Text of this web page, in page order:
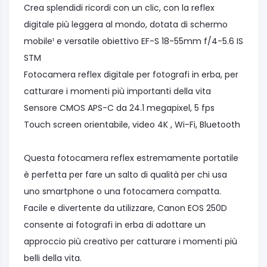
Crea splendidi ricordi con un clic, con la reflex
digitale più leggera al mondo, dotata di schermo
mobile¹ e versatile obiettivo EF-S 18-55mm f/4-5.6 IS
STM
Fotocamera reflex digitale per fotografi in erba, per
catturare i momenti più importanti della vita
Sensore CMOS APS-C da 24.1 megapixel, 5 fps
Touch screen orientabile, video 4K , Wi-Fi, Bluetooth
Questa fotocamera reflex estremamente portatile
è perfetta per fare un salto di qualità per chi usa
uno smartphone o una fotocamera compatta.
Facile e divertente da utilizzare, Canon EOS 250D
consente ai fotografi in erba di adottare un
approccio più creativo per catturare i momenti più
belli della vita.